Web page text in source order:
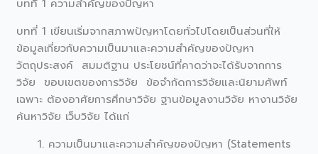
บทที่ 1 ความสำคัญของปัญหา
บทที่ 1 เขียนเริ่มจากสภาพปัญหาโดยทั่วไปโดยเป็นส่วนที่ให้
ข้อมูลเกี่ยวกับความเป็นมาและความสำคัญของปัญหา
วัตถุประสงค์ สมมติฐาน ประโยชน์ที่คาดว่าจะได้รับจากการ
วิจัย ขอบเขตของการวิจัย ข้อจำกัดการวิจัยและนิยามศัพท์
เฉพาะ ต้องอาศัยการศึกษาวิจัย ฐานข้อมูลงานวิจัย หางานวิจัย
ค้นหาวิจัย เว็บวิจัย ได้แก่
ความเป็นมาและความสำคัญของปัญหา (Statements